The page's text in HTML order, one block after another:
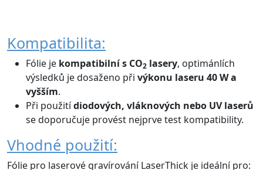
Kompatibilita:
Fólie je kompatibilní s CO2 lasery, optimánlích
výsledků je dosaženo při výkonu laseru 40 W a
vyšším.
Při použitídiodových, vláknových nebo UV laserů
se doporučuje provést nejprve test kompatibility.
Vhodné použití:
Fólie pro laserové gravírování LaserThick je ideální pro: